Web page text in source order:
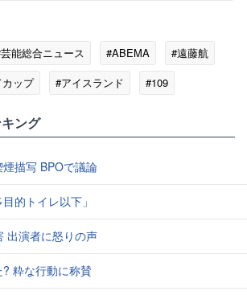
能総合ニュース #ABEMA
#遠藤航
ップ #アイスランド
#109
ング
描写 BPOで議論
的トイレ以下」
出演者に怒りの声
粋な行動に称賛